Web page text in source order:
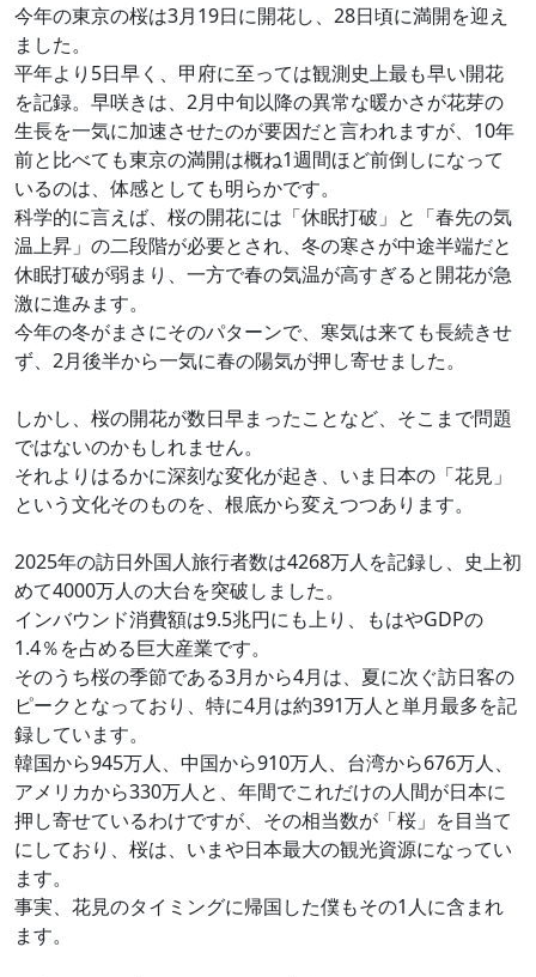
今年の東京の桜は3月19日に開花し、28日頃に満開を迎え
ました。
平年より5日早く、甲府に至っては観測史上最も早い開花
を記録。早咲きは、2月中旬以降の異常な暖かさが花芽の
生長を一気に加速させたのが要因だと言われますが、10年
前と比べても東京の満開は概ね1週間ほど前倒しになって
いるのは、体感としても明らかです。
科学的に言えば、桜の開花には「休眠打破」と「春先の気
温上昇」の二段階が必要とされ、冬の寒さが中途半端だと
休眠打破が弱まり、一方で春の気温が高すぎると開花が急
激に進みます。
今年の冬がまさにそのパターンで、寒気は来ても長続きせ
ず、2月後半から一気に春の陽気が押し寄せました。
しかし、桜の開花が数日早まったことなど、そこまで問題
ではないのかもしれません。
それよりはるかに深刻な変化が起き、いま日本の「花見」
という文化そのものを、根底から変えつつあります。
2025年の訪日外国人旅行者数は4268万人を記録し、史上初
めて4000万人の大台を突破しました。
インバウンド消費額は9.5兆円にも上り、もはやGDPの
1.4％を占める巨大産業です。
そのうち桜の季節である3月から4月は、夏に次ぐ訪日客の
ピークとなっており、特に4月は約391万人と単月最多を記
録しています。
韓国から945万人、中国から910万人、台湾から676万人、
アメリカから330万人と、年間でこれだけの人間が日本に
押し寄せているわけですが、その相当数が「桜」を目当て
にしており、桜は、いまや日本最大の観光資源になってい
ます。
事実、花見のタイミングに帰国した僕もその1人に含まれ
ます。